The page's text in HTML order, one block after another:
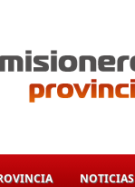
NOTICIAS